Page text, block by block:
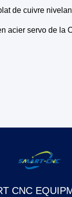
de cuivre
acier servo de la
CNC